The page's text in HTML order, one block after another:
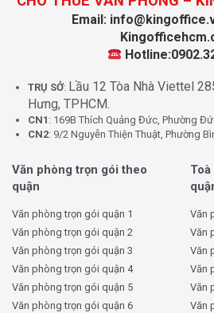
Email:
TRỤ SỞ: Lầu 12 Tòa Nhà Viettel
Hưng, TPHCM.
CN1 : 169B Thích Quảng Đức, Phường
CN2: 9/2 Nguyễn Thiện Thuật, Phường
Văn phòng trọn gói theo
quận
Văn phòng trọn gói quận 1
Văn phòng trọn gói quận 2
Văn phòng trọn gói quận 3
Văn phòng trọn gói quận 4
Văn phòng trọn gói quận 5
Văn phòng trọn gói quận 6
Văn
Văn
Văn
Văn
Văn
Văn